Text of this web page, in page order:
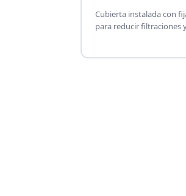
Cubierta instalada con
para reducir filtraciones